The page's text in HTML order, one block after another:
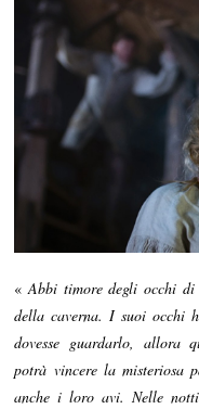
«Abbi timore degli occhi
della caverna. I suoi occhi
dovesse guardarlo, allora
potrà vincere la misteriosa
anche i loro avi. Nelle